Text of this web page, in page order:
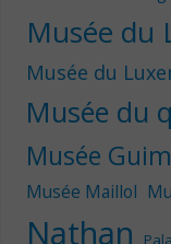
Musée du
Musée du
Musée du
Musée
Musée Maillol
Nathan